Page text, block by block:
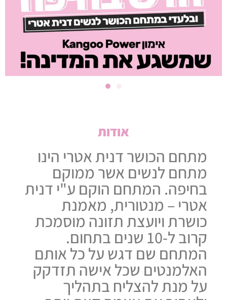
אודות
מתחם הכושר דנית אטרי הינו
מתחם לנשים אשר ממוקם
בחיפה. המתחם הוקם ע"י דנית
אטרי – מנטורית, מאמנת
כושרת ויועצת תזונה מוסמכת
קרוב ל-10 שנים בתחום.
המתחם שם דגש על כל אותם
האלמנטים שכל אישה תזדקק
על מנת להצליח בתהליך